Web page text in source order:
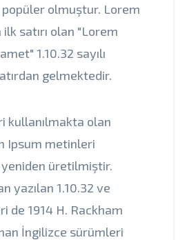
olmuştur. Lorem
ilk satırı olan "Lorem
1.10.32 sayılı
gelmektedir.
kullanılmakta olan
Ipsum metinleri
üretilmiştir.
yazılan 1.10.32 ve
de 1914 H. Rackham
İngilizce sürümleri